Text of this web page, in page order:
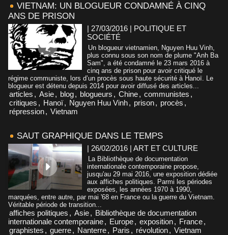
VIETNAM: UN BLOGUEUR CONDAMNÉ À CINQ
ANS DE PRISON
| 27/03/2016 | POLITIQUE ET
SOCIÉTÉ
Un blogueur vietnamien, Nguyen Huu Vinh,
plus connu sous son nom de plume "Anh Ba
Sam", a été condamné le 23 mars 2016 à
cinq ans de prison pour avoir critiqué le
régime communiste, lors d’un procès sous haute sécurité à Hanoï. Le
blogueur est détenu depuis 2014 pour avoir diffusé des articles...
articles , Asie, blog, blogueurs , Chine, communistes ,
critiques , Hanoï, Nguyen Huu Vinh, prison, procès ,
répression, Vietnam
SAUT GRAPHIQUE DANS LE TEMPS
| 26/02/2016 | ART ET CULTURE
La Bibliothèque de documentation
internationale contemporaine propose,
jusqu'au 29 mai 2016, une exposition dédiée
aux affiches politiques. Parmi les périodes
exposées, les années 1970 à 1990,
marquées, entre autre, par mai '68 en France ou la guerre du Vietnam.
Véritable période de transition...
affiches politiques , Asie, Bibliothèque de documentation
internationale contemporaine, Europe, exposition, France,
graphistes , guerre, Nanterre, Paris , révolution, Vietnam